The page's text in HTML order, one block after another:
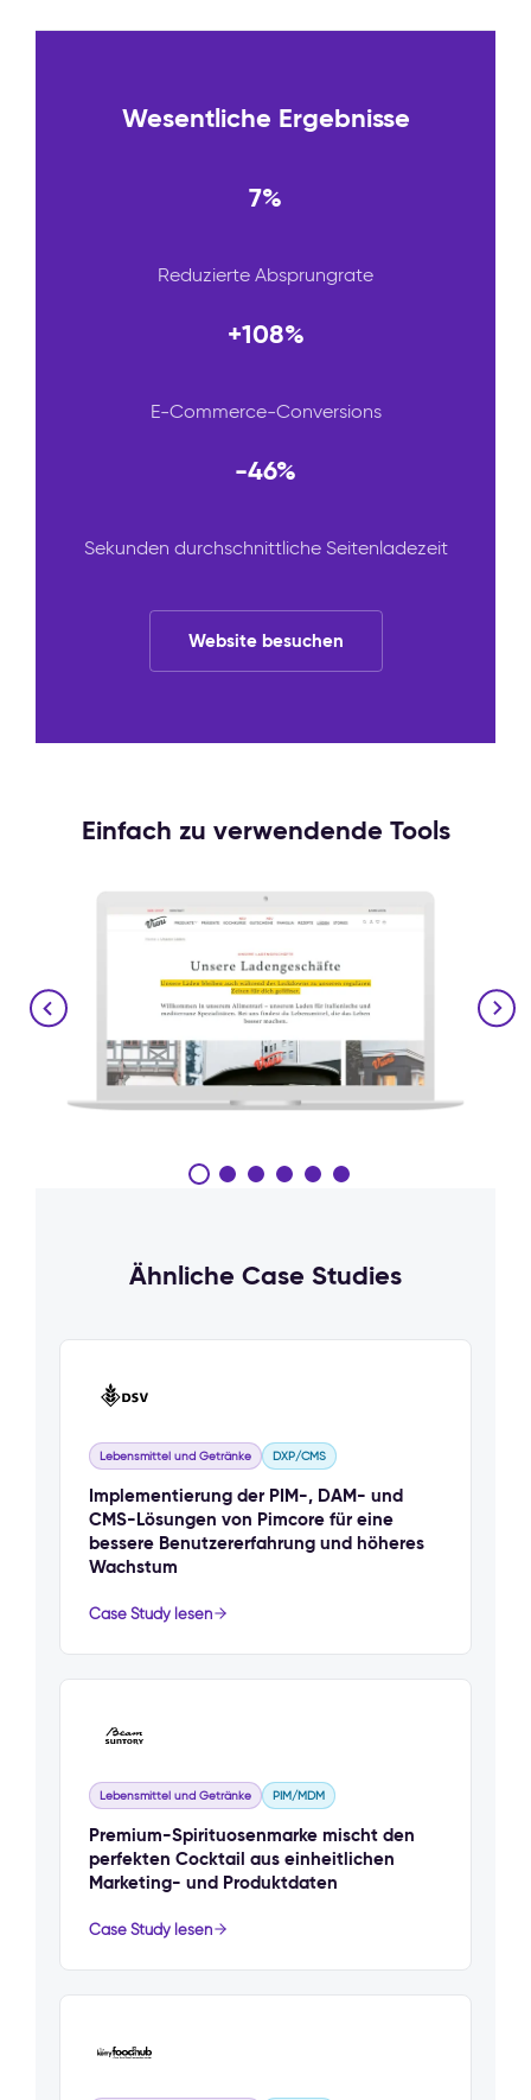
Wesentliche Ergebnisse
7%
Reduzierte Absprungrate
+108%
E-Commerce-Conversions
-46%
Sekunden durchschnittliche Seitenladezeit
Website besuchen
Einfach zu verwendende Tools
Ähnliche Case Studies
Lebensmittel und Getränke DXP/CMS
Implementierung der PIM-, DAM- und
CMS-Lösungen von Pimcore für eine
bessere Benutzererfahrung und höheres
Wachstum
Case Study lesen
Lebensmittel und Getränke PIM/MDM
Premium-Spirituosenmarke mischt den
perfekten Cocktail aus einheitlichen
Marketing- und Produktdaten
Case Study lesen